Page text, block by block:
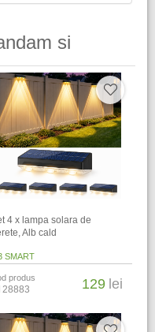
si
4 x lampa solara de
Alb cald
SMART
produs
28883 129 lei